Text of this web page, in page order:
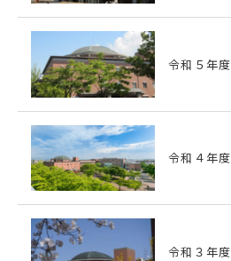
令和５年度
令和４年度
令和３年度